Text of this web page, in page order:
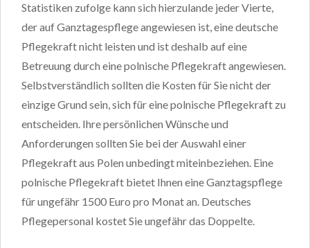
Statistiken zufolge kann sich hierzulande jeder Vierte,
der auf Ganztagespflege angewiesen ist, eine deutsche
Pflegekraft nicht leisten und ist deshalb auf eine
Betreuung durch eine polnische Pflegekraft angewiesen.
Selbstverständlich sollten die Kosten für Sie nicht der
einzige Grund sein, sich für eine polnische Pflegekraft zu
entscheiden. Ihre persönlichen Wünsche und
Anforderungen sollten Sie bei der Auswahl einer
Pflegekraft aus Polen unbedingt miteinbeziehen. Eine
polnische Pflegekraft bietet Ihnen eine Ganztagspflege
für ungefähr 1500 Euro pro Monat an. Deutsches
Pflegepersonal kostet Sie ungefähr das Doppelte.